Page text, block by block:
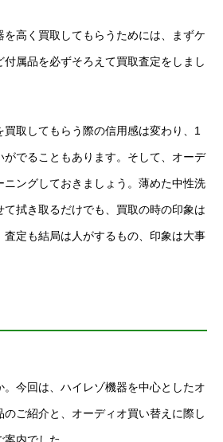
高く買取してもらうためには、まずケ
属品を必ずそろえて買取査定をしまし
買取してもらう際の信用感は変わり、1
でることもあります。そして、オーデ
ニングしておきましょう。薄めた中性洗
拭き取るだけでも、買取の時の印象は
査定も結局は人がするもの、印象は大事
。今回は、ハイレゾ機器を中心としたオ
ご紹介と、オーディオ買い替えに際し